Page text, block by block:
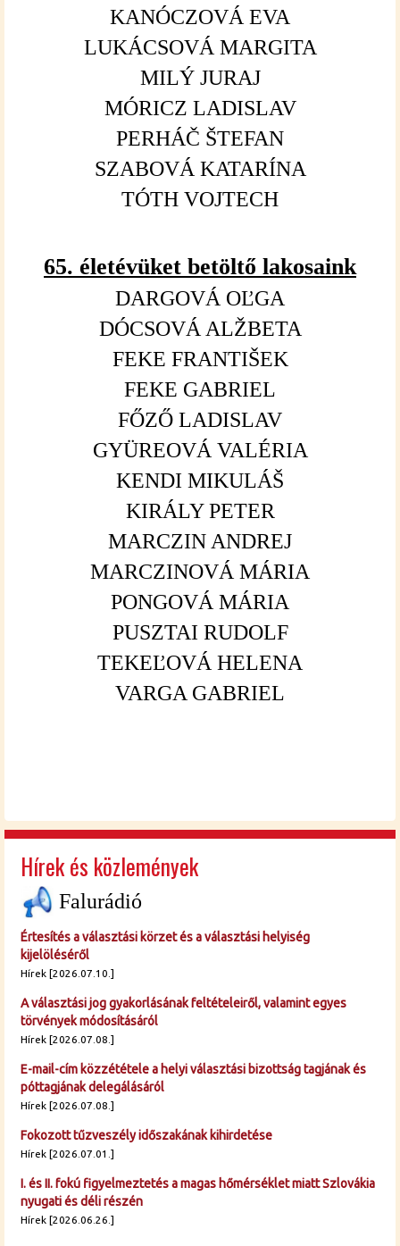
KANÓCZOVÁ EVA
LUKÁCSOVÁ MARGITA
MILÝ JURAJ
MÓRICZ LADISLAV
PERHÁČ ŠTEFAN
SZABOVÁ KATARÍNA
TÓTH VOJTECH
65. életévüket betöltő lakosaink
DARGOVÁ OĽGA
DÓCSOVÁ ALŽBETA
FEKE FRANTIŠEK
FEKE GABRIEL
FŐZŐ LADISLAV
GYÜREOVÁ VALÉRIA
KENDI MIKULÁŠ
KIRÁLY PETER
MARCZIN ANDREJ
MARCZINOVÁ MÁRIA
PONGOVÁ MÁRIA
PUSZTAI RUDOLF
TEKEĽOVÁ HELENA
VARGA GABRIEL
Hírek és közlemények
Falurádió
Értesítés a választási körzet és a választási helyiség
kijelöléséről
Hírek [2026.07.10.]
A választási jog gyakorlásának feltételeiről, valamint egyes
törvények módosításáról
Hírek [2026.07.08.]
E-mail-cím közzététele a helyi választási bizottság tagjának és
póttagjának delegálásáról
Hírek [2026.07.08.]
Fokozott tűzveszély időszakának kihirdetése
Hírek [2026.07.01.]
I. és II. fokú figyelmeztetés a magas hőmérséklet miatt Szlovákia
nyugati és déli részén
Hírek [2026.06.26.]